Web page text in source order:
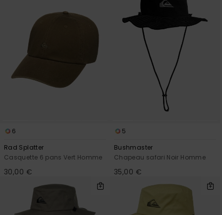
6
Rad Splatter
Casquette 6 pans Vert Homme
30,00 €
5
Bushmaster
Chapeau safari Noir Homme
35,00 €